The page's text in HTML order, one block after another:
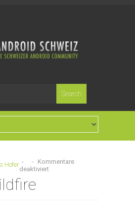
Hofer - - Kommentare
deaktiviert